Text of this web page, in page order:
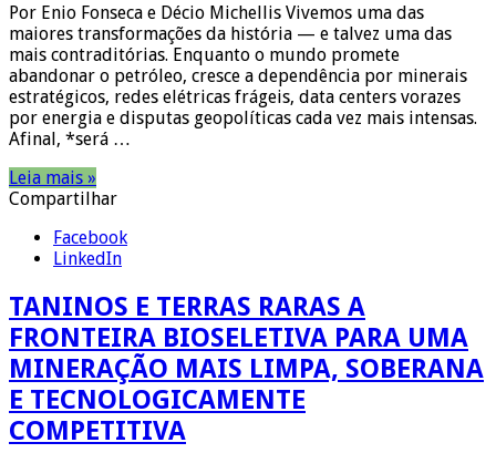
Por Enio Fonseca e Décio Michellis Vivemos uma das
maiores transformações da história — e talvez uma das
mais contraditórias. Enquanto o mundo promete
abandonar o petróleo, cresce a dependência por minerais
estratégicos, redes elétricas frágeis, data centers vorazes
por energia e disputas geopolíticas cada vez mais intensas.
Afinal, *será …
Leia mais »
Compartilhar
Facebook
LinkedIn
TANINOS E TERRAS RARAS A
FRONTEIRA BIOSELETIVA PARA UMA
MINERAÇÃO MAIS LIMPA, SOBERANA
E TECNOLOGICAMENTE
COMPETITIVA